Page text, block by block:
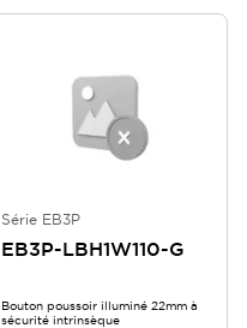
Série EB3P
EB3P-LBH1W110-G
Bouton poussoir illuminé 22mm à
sécurité intrinsèque